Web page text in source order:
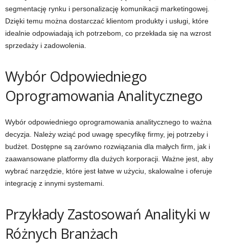
segmentację rynku i personalizację komunikacji marketingowej.
Dzięki temu można dostarczać klientom produkty i usługi, które
idealnie odpowiadają ich potrzebom, co przekłada się na wzrost
sprzedaży i zadowolenia.
Wybór Odpowiedniego
Oprogramowania Analitycznego
Wybór odpowiedniego oprogramowania analitycznego to ważna
decyzja. Należy wziąć pod uwagę specyfikę firmy, jej potrzeby i
budżet. Dostępne są zarówno rozwiązania dla małych firm, jak i
zaawansowane platformy dla dużych korporacji. Ważne jest, aby
wybrać narzędzie, które jest łatwe w użyciu, skalowalne i oferuje
integrację z innymi systemami.
Przykłady Zastosowań Analityki w
Różnych Branżach